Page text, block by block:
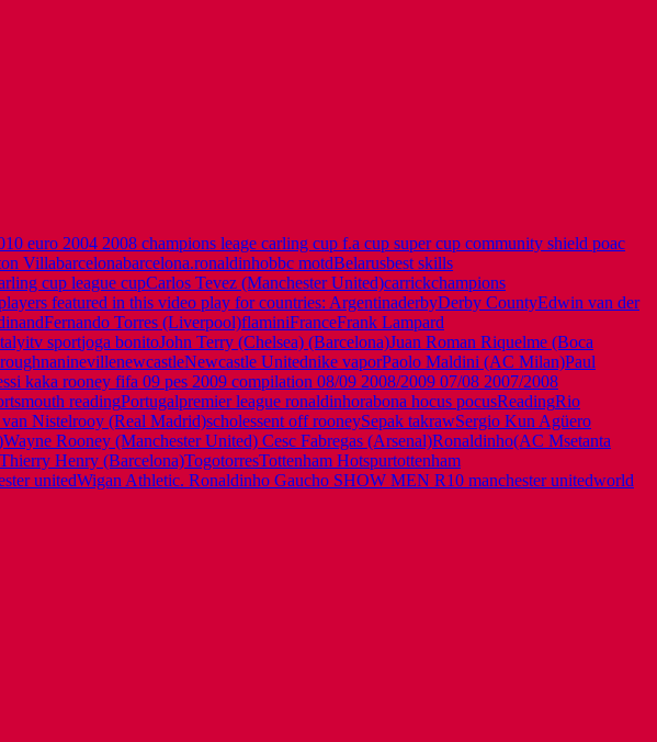
euro 2004 2008 champions leage carling cup f.a cup super cup community shield poac
Villabarcelonabarcelona.ronaldinhobbc motdBelarusbest skills
cup league cupCarlos Tevez (Manchester United)carrickchampions
featured in this video play for countries: ArgentinaderbyDerby CountyEdwin van der
Fernando Torres (Liverpool)flaminiFranceFrank Lampard
itv sportjoga bonitoJohn Terry (Chelsea) (Barcelona)Juan Roman Riquelme (Boca
naninevillenewcastleNewcastle Unitednike vaporPaolo Maldini (AC Milan)Paul
kaka rooney fifa 09 pes 2009 compilation 08/09 2008/2009 07/08 2007/2008
readingPortugalpremier league ronaldinhorabona hocus pocusReadingRio
Nistelrooy (Real Madrid)scholessent off rooneySepak takrawSergio Kun Agüero
Rooney (Manchester United) Cesc Fabregas (Arsenal)Ronaldinho(AC Msetanta
Thierry Henry (Barcelona)TogotorresTottenham Hotspurtottenham
unitedWigan Athletic. Ronaldinho Gaucho SHOW MEN R10 manchester unitedworld